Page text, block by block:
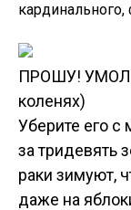
ПРОШУ!
коленях)
Уберите его с
за тридевять
раки зимуют,
даже на